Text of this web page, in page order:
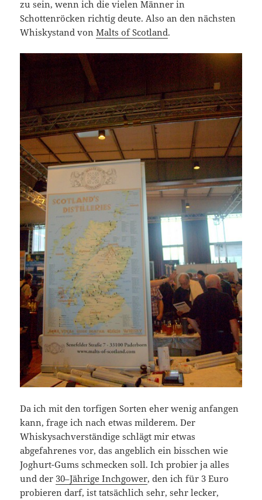
zu sein, wenn ich die vielen Männer in
Schottenröcken richtig deute. Also an den nächsten
Whiskystand vonMalts of Scotland.
Da ich mit den torfigen Sorten eher wenig anfangen
kann, frage ich nach etwas milderem. Der
Whiskysachverständige schlägt mir etwas
abgefahrenes vor, das angeblich ein bisschen wie
Joghurt-Gums schmecken soll. Ich probier ja alles
und der 30–Jährige Inchgower, den ich für 3 Euro
probieren darf, ist tatsächlich sehr, sehr lecker,